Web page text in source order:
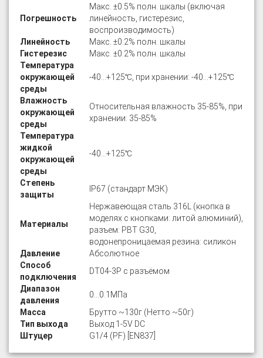
Погрешность
Макс. ±0.5% полн. шкалы (включая
линейность, гистерезис,
воспроизводимость)
Линейность
Макс. ±0.2% полн. шкалы
Гистерезис
Макс. ±0.2% полн. шкалы
Температура
окружающей
среды
-40…+125℃, при хранении: -40…+125℃
Влажность
окружающей
среды
Относительная влажность 35-85%, при
хранении: 35-85%
Температура
жидкой
окружающей
среды
-40…+125℃
Степень
защиты
IP67 (стандарт МЭК)
Материалы
Нержавеющая сталь 316L (кнопка в
моделях с кнопками: литой алюминий),
разъем: PBT G30,
водонепроницаемая резина: силикон
Давление
Абсолютное
Способ
подключения
DT04-3P с разъёмом
Диапазон
давления
0…0.1МПа
Масса
Брутто ~130г (Нетто ~50г)
Тип выхода
Выход 1-5V DC
Штуцер
G1/4 (PF) [EN837]